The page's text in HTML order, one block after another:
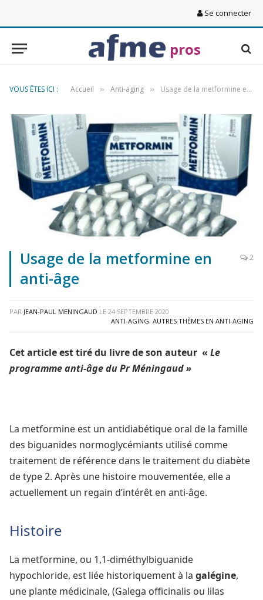
Se connecter
pros
VOUS ÊTES ICI : Accueil » Anti-aging » Usage de la metformine en anti-âge
Usage de la metformine en
anti-âge
2
PAR JEAN-PAUL MENINGAUD LE 24 SEPTEMBRE 2020
ANTI-AGING, AUTRES THÈMES EN ANTI-AGING
Cet article est tiré du livre de son auteur « Le
programme anti-âge du Pr Méningaud »
La metformine est un antidiabétique oral de la famille
des biguanides normoglycémiants utilisé comme
traitement de référence dans le traitement du diabète
de type 2. Après une histoire mouvementée, elle a
actuellement un regain d’intérêt en anti-âge.
Histoire
La metformine, ou 1,1-diméthylbiguanide
hypochloride, est liée historiquement à la galégine,
une plante médicinale, (Galega officinalis ou lilas